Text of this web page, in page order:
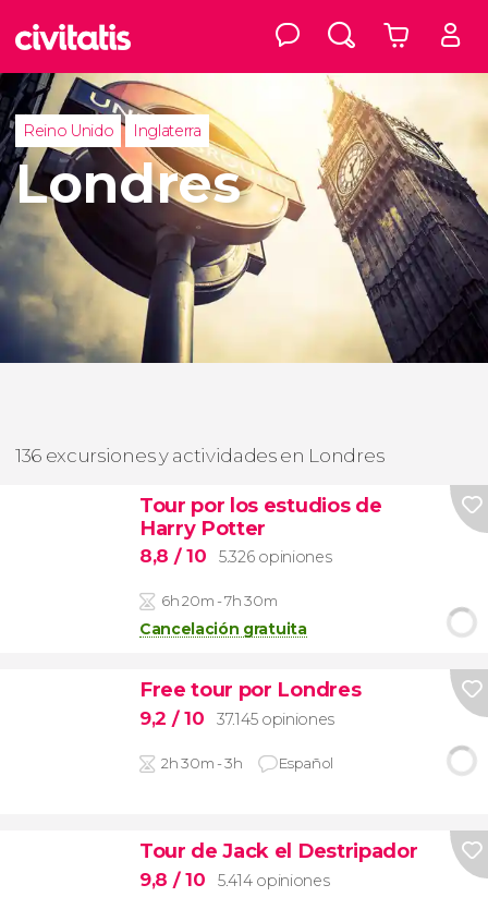
Reino Unido Inglaterra
Londres
136 excursiones y actividades en Londres
Tour por los estudios de
Harry Potter
8,8 / 10 5.326 opiniones
6h 20m - 7h 30m
Cancelación gratuita
Free tour por Londres
9,2 / 10 37.145 opiniones
2h 30m - 3h Español
Tour de Jack el Destripador
9,8 / 10 5.414 opiniones